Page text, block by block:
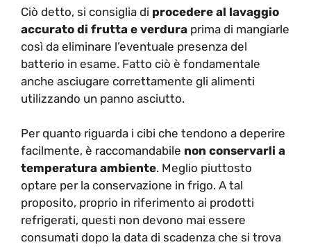
Ciò detto, si consiglia di procedere al lavaggio
accurato di frutta e verdura prima di mangiarle
così da eliminare l’eventuale presenza del
batterio in esame. Fatto ciò è fondamentale
anche asciugare correttamente gli alimenti
utilizzando un panno asciutto.
Per quanto riguarda i cibi che tendono a deperire
facilmente, è raccomandabile non conservarli a
temperatura ambiente. Meglio piuttosto
optare per la conservazione in frigo. A tal
proposito, proprio in riferimento ai prodotti
refrigerati, questi non devono mai essere
consumati dopo la data di scadenza che si trova